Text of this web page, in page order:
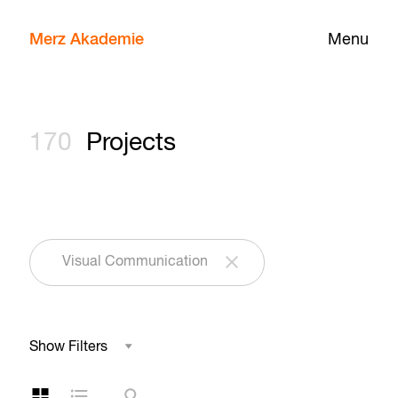
Menu
Merz Akademie
170 Projects
Visual Communication
Show Filters